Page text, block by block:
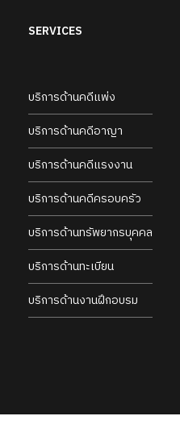
SERVICES
บริการด้านคดีแพ่ง
บริการด้านคดีอาญา
บริการด้านคดีแรงงาน
บริการด้านคดีครอบครัว
บริการด้านทรัพยากรบุคคล
บริการด้านทะเบียน
บริการด้านงานฝึกอบรม